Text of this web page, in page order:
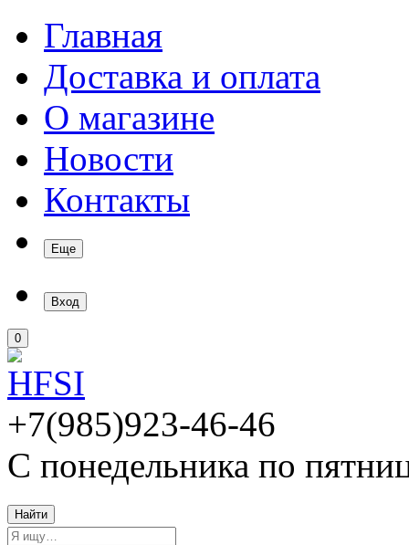
Главная
Доставка и оплата
О магазине
Новости
Контакты
Еще
Вход
0
+7(985)923-46-46
С понедельника по
Найти